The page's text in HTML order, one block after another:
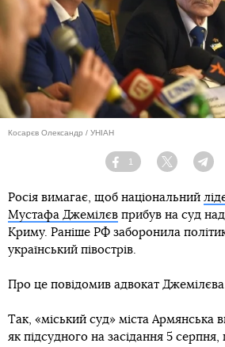
Косарєв Олександр / УНІАН
Facebook
1
Twitter
Росія вимагає, щоб національний
Мустафа Джемілєв прибув на суд
Криму. Раніше РФ заборонила
український півострів.
Про це повідомив адвокат Джемілєва
Так, «міський суд» міста Армянська
як підсудного на засідання 5